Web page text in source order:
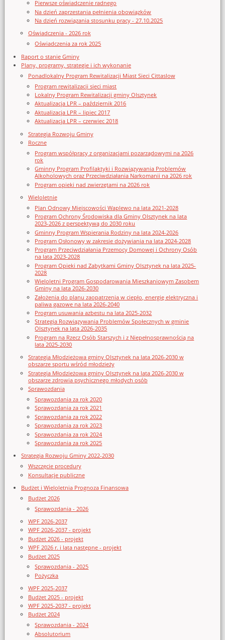
Pierwsze oświadczenie radnego
Na dzień zaprzestania pełnienia obowiązków
Na dzień rozwiązania stosunku pracy - 27.10.2025
Oświadczenia - 2026 rok
Oświadczenia za rok 2025
Raport o stanie Gminy
Plany, programy, strategie i ich wykonanie
Ponadlokalny Program Rewitalizacji Miast Sieci Cittaslow
Program rewitalizacji sieci miast
Lokalny Program Rewitalizacji gminy Olsztynek
Aktualizacja LPR – październik 2016
Aktualizacja LPR – lipiec 2017
Aktualizacja LPR – czerwiec 2018
Strategia Rozwoju Gminy
Roczne
Program współpracy z organizacjami pozarządowymi na 2026
rok
Gminny Program Profilaktyki i Rozwiązywania Problemów
Alkoholowych oraz Przeciwdziałania Narkomanii na 2026 rok
Program opieki nad zwierzętami na 2026 rok
Wieloletnie
Plan Odnowy Miejscowości Waplewo na lata 2021-2028
Program Ochrony Środowiska dla Gminy Olsztynek na lata
2023-2026 z perspektywą do 2030 roku
Gminny Program Wspierania Rodziny na lata 2024-2026
Program Osłonowy w zakresie dożywiania na lata 2024-2028
Program Przeciwdziałania Przemocy Domowej i Ochrony Osób
na lata 2023-2028
Program Opieki nad Zabytkami Gminy Olsztynek na lata 2025-
2028
Wieloletni Program Gospodarowania Mieszkaniowym Zasobem
Gminy na lata 2026-2030
Założenia do planu zaopatrzenia w ciepło, energię elektryczna i
paliwa gazowe na lata 2026-2040
Program usuwania azbestu na lata 2025-2032
Strategia Rozwiązywania Problemów Społecznych w gminie
Olsztynek na lata 2026-2035
Program na Rzecz Osób Starszych i z Niepełnosprawnością na
lata 2025-2030
Strategia Młodzieżowa gminy Olsztynek na lata 2026-2030 w
obszarze sportu wśród młodzieży
Strategia Młodzieżowa gminy Olsztynek na lata 2026-2030 w
obszarze zdrowia psychicznego młodych osób
Sprawozdania
Sprawozdania za rok 2020
Sprawozdania za rok 2021
Sprawozdania za rok 2022
Sprawozdania za rok 2023
Sprawozdania za rok 2024
Sprawozdania za rok 2025
Strategia Rozwoju Gminy 2022-2030
Wszczęcie procedury
Konsultacje publiczne
Budżet i Wieloletnia Prognoza Finansowa
Budżet 2026
Sprawozdania - 2026
WPF 2026-2037
WPF 2026-2037 - projekt
Budżet 2026 - projekt
WPF 2026 r. i lata następne - projekt
Budżet 2025
Sprawozdania - 2025
Pożyczka
WPF 2025-2037
Budżet 2025 - projekt
WPF 2025-2037 - projekt
Budżet 2024
Sprawozdania - 2024
Absolutorium